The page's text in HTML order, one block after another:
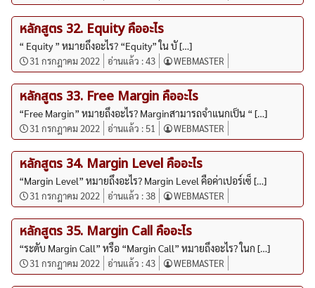
หลักสูตร 32. Equity คืออะไร
“ Equity ” หมายถึงอะไร? “Equity” ใน บั […]
31 กรกฎาคม 2022 อ่านแล้ว :43 WEBMASTER
หลักสูตร 33. Free Margin คืออะไร
“Free Margin” หมายถึงอะไร? Marginสามารถจำแนกเป็น “ […]
31 กรกฎาคม 2022 อ่านแล้ว :51 WEBMASTER
หลักสูตร 34. Margin Level คืออะไร
“Margin Level” หมายถึงอะไร? Margin Level คือค่าเปอร์เซ็ […]
31 กรกฎาคม 2022 อ่านแล้ว :38 WEBMASTER
หลักสูตร 35. Margin Call คืออะไร
“ระดับ Margin Call” หรือ “Margin Call” หมายถึงอะไร? ในก […]
31 กรกฎาคม 2022 อ่านแล้ว :43 WEBMASTER